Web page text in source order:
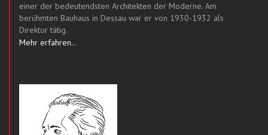
einer der bedeutendsten Architekten der Moderne. Am
berühmten Bauhaus in Dessau war er von 1930-1932 als
Direktor tätig.
Mehr erfahren..